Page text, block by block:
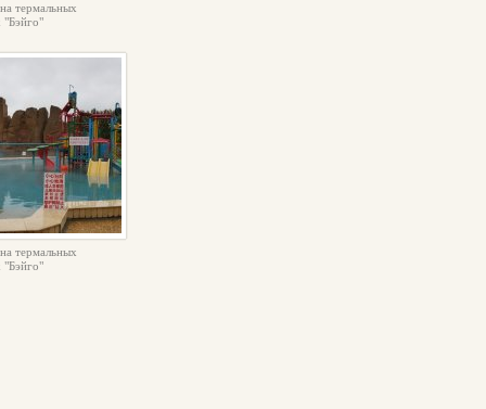
термальных
"Бэйго"
термальных
"Бэйго"